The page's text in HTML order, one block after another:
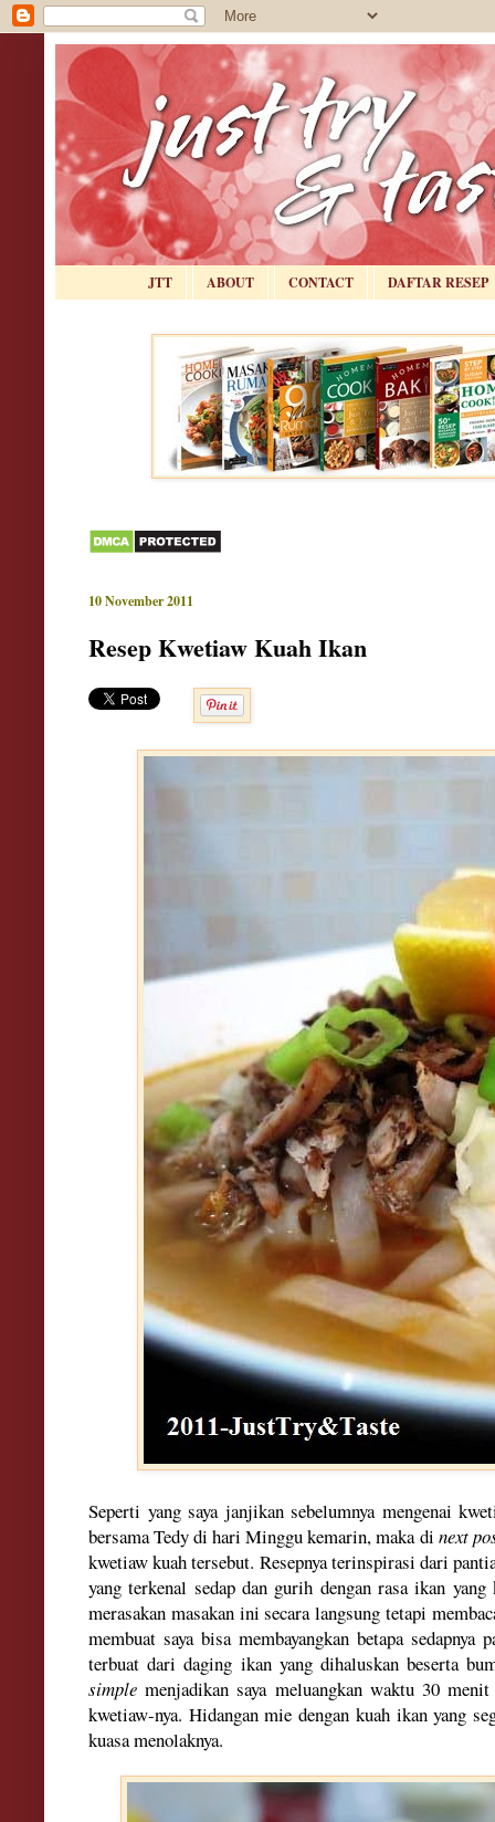
JTT ABOUT CONTACT DAFTAR RESEP
10 November 2011
Resep Kwetiaw Kuah Ikan
Seperti yang saya janjikan sebelumnya mengenai
bersama Tedy di hari Minggu kemarin, maka di next
kwetiaw kuah tersebut. Resepnya terinspirasi dari
yang terkenal sedap dan gurih dengan rasa ikan
merasakan masakan ini secara langsung tetapi
membuat saya bisa membayangkan betapa
terbuat dari daging ikan yang dihaluskan beserta
simple menjadikan saya meluangkan waktu 30
kwetiaw-nya. Hidangan mie dengan kuah ikan yang
kuasa menolaknya.